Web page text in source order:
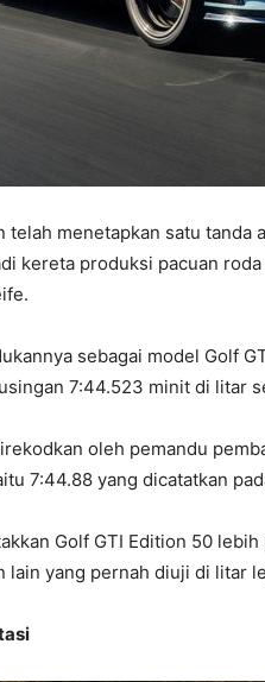
telah menetapkan satu tanda
kereta produksi pacuan
sebagai model Golf
7:44.523 minit di litar
oleh pemandu
7:44.88 yang dicatatkan
Golf GTI Edition 50
lain yang pernah diuji di litar